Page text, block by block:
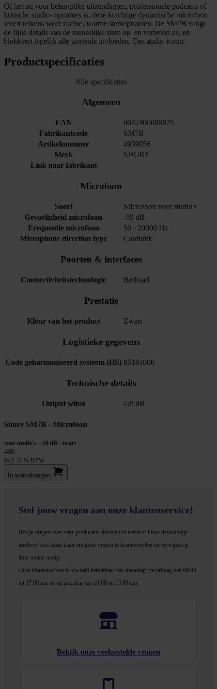
Of het nu voor belangrijke uitzendingen, professionele podcasts of
kritische studio- opnames is, deze krachtige dynamische microfoon
levert telkens weer zachte, warme stemopnamen. De SM7B vangt
de fijne details van de menselijke stem op en verbetert ze, en
blokkeert tegelijk alle storende invloeden. Een audio-icoon.
Productspecificaties
Alle specificaties
Algemeen
EAN
0042406088879
Fabrikantcode
SM7B
Artikelnummer
4939056
Merk
SHURE
Link naar fabrikant
Microfoon
Soort
Microfoon voor studio's
Gevoeligheid microfoon
-59 dB
Frequentie microfoon
50 - 20000 Hz
Microphone direction type
Cardioïde
Poorten & interfaces
Connectiviteitstechnologie Bedraad
Prestatie
Kleur van het product Zwart
Logistieke gegevens
Code geharmoniseerd systeem (HS) 85181000
Technische details
Output winst -59 dB
Shure SM7B - Microfoon
voor studio's - -59 dB - zwart
449,-
Incl. 21% BTW
In winkel­wagen
Stel jouw vragen aan onze klantenservice!
Heb je vragen over onze producten, diensten of service? Onze deskundige
medewerkers staan klaar om jouw vragen te beantwoorden en verwijzen je
door indien nodig.
Onze klantenservice is via mail bereikbaar van maandag t/m vrijdag van 09.00
tot 17.00 uur en op zaterdag van 10.00 tot 15.00 uur.
Bekijk onze veelgestelde vragen